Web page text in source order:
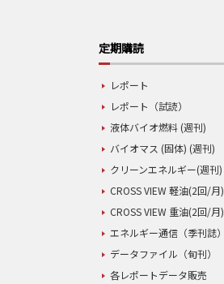
定期購読
レポート
レポート（試読）
液体バイオ燃料 (週刊)
バイオマス (固体) (週刊)
クリーンエネルギー(週刊)
CROSS VIEW 軽油(2回/月)
CROSS VIEW 重油(2回/月)
エネルギー通信（季刊誌）
データファイル（旬刊）
各レポートデータ販売